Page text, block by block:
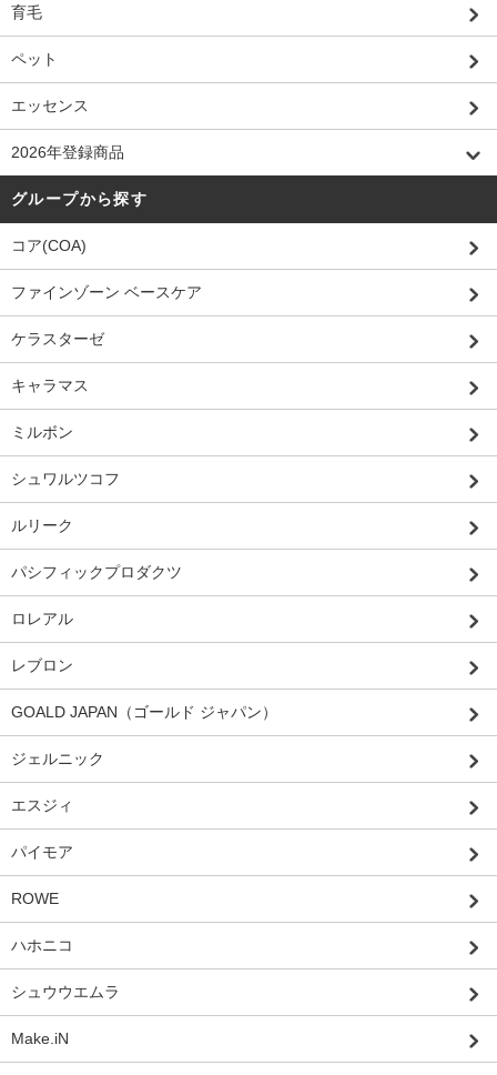
育毛
ペット
エッセンス
2026年登録商品
グループから探す
コア(COA)
ファインゾーン ベースケア
ケラスターゼ
キャラマス
ミルボン
シュワルツコフ
ルリーク
パシフィックプロダクツ
ロレアル
レブロン
GOALD JAPAN（ゴールド ジャパン）
ジェルニック
エスジィ
パイモア
ROWE
ハホニコ
シュウウエムラ
Make.iN